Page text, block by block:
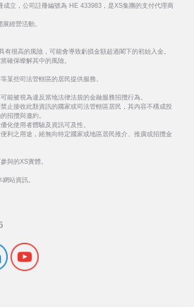
立，公司註冊編號為 HE 433983，是XS集團的支付代理商
經營活動。
有很高的風險，可能會導致虧損金額超過閣下的初始入金。
確保瞭解其中的風險。
某些司法管轄區的居民提供服務。
能被視為違反當地法律法規的金融服務招攬行為。
止接收此類資訊的國家或司法管轄區居民，其內容不構成投
招攬與邀約。
化使用者體驗及資訊可及性。
利之用途，絕無向特定國家或地區居民推介、推廣或招攬金
與的XS實體。
站資訊。